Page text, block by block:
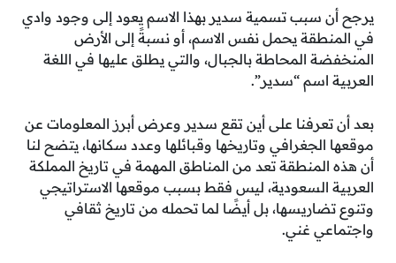
يرجح أن سبب تسمية سدير بهذا الاسم يعود إلى وجود وادي
في المنطقة يحمل نفس الاسم، أو نسبةً إلى الأرض
المنخفضة المحاطة بالجبال، والتي يطلق عليها في اللغة
العربية اسم “سدير”.
بعد أن تعرفنا على أين تقع سدير وعرض أبرز المعلومات عن
موقعها الجغرافي وتاريخها وقبائلها وعدد سكانها، يتضح لنا
أن هذه المنطقة تعد من المناطق المهمة في تاريخ المملكة
العربية السعودية، ليس فقط بسبب موقعها الاستراتيجي
وتنوع تضاريسها، بل أيضًا لما تحمله من تاريخ ثقافي
واجتماعي غني.